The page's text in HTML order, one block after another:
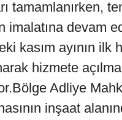
tamamlanırken,
imalatına devam
kasım ayının ilk
hizmete
Adliye
inşaat